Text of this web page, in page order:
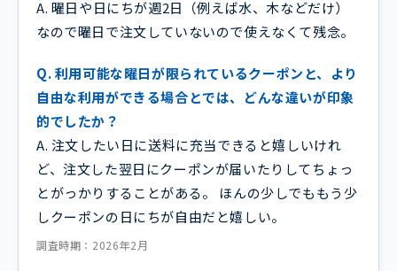
A. 曜日や日にちが週2日（例えば水、木などだけ）
なので曜日で注文していないので使えなくて残念。
Q. 利用可能な曜日が限られているクーポンと、より
自由な利用ができる場合とでは、どんな違いが印象
的でしたか？
A. 注文したい日に送料に充当できると嬉しいけれ
ど、注文した翌日にクーポンが届いたりしてちょっ
とがっかりすることがある。 ほんの少しでももう少
しクーポンの日にちが自由だと嬉しい。
調査時期：2026年2月